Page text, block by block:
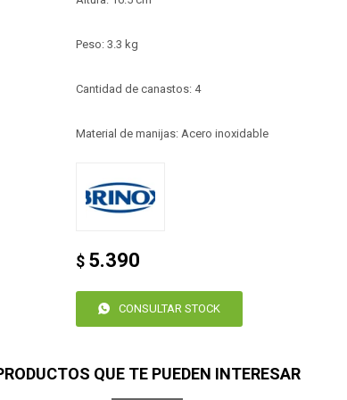
Peso: 3.3 kg
Cantidad de canastos: 4
Material de manijas: Acero inoxidable
$ 5.390
CONSULTAR STOCK
QUE TE PUEDEN INTERESAR